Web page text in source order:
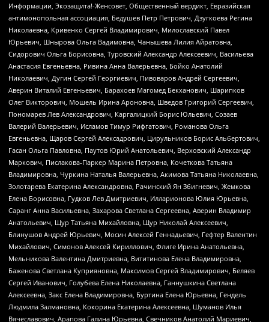
Информации, Экозащита!-Женсовет, Общественный вердикт, Евразийская
антимонопольная ассоциация, Бедушев Петр Петрович, Дзугкоева Регина
Николаевна, Кривенко Сергей Владимирович, Милославский Павел
Юрьевич, Шнырова Ольга Вадимовна, Чанышева Лилия Айратовна,
Сидорович Ольга Борисовна, Туровский Александр Алексеевич, Васильева
Анастасия Евгеньевна, Ривина Анна Валерьевна, Бойко Анатолий
Николаевич, Дугин Сергей Георгиевич, Пивоваров Андрей Сергеевич,
Аверин Виталий Евгеньевич, Барахоев Магомед Бекханович, Шарипков
Олег Викторович, Мошель Ирина Ароновна, Шведов Григорий Сергеевич,
Пономарев Лев Александрович, Каргалицкий Борис Юльевич, Созаев
Валерий Валерьевич, Исламов Тимур Рифгатович, Романова Ольга
Евгеньевна, Щаров Сергей Алексадрович, Цирульников Борис Альбертович,
Гасан Ольга Павловна, Паутов Юрий Анатольевич, Верховский Александр
Маркович, Пислакова-Паркер Марина Петровна, Кочеткова Татьяна
Владимировна, Чуркина Наталья Валерьевна, Акимова Татьяна Николаевна,
Золотарева Екатерина Александровна, Рачинский Ян Збигневич, Жемкова
Елена Борисовна, Гудков Лев Дмитриевич, Илларионова Юлия Юрьевна,
Саранг Анна Васильевна, Захарова Светлана Сергеевна, Аверин Владимир
Анатольевич, Щур Татьяна Михайловна, Щур Николай Алексеевич,
Блинушов Андрей Юрьевич, Мосин Алексей Геннадьевич, Гефтер Валентин
Михайлович, Симонов Алексей Кириллович, Флиге Ирина Анатольевна,
Мельникова Валентина Дмитриевна, Вититинова Елена Владимировна,
Баженова Светлана Куприяновна, Максимов Сергей Владимирович, Беляев
Сергей Иванович, Голубева Елена Николаевна, Ганнушкина Светлана
Алексеевна, Закс Елена Владимировна, Буртина Елена Юрьевна, Гендель
Людмила Залмановна, Кокорина Екатерина Алексеевна, Шуманов Илья
Вячеславович, Арапова Галина Юрьевна, Свечников Анатолий Мариевич,